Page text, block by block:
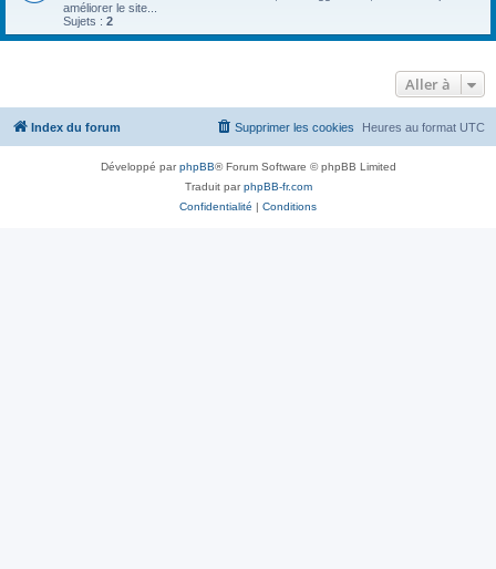
améliorer le site...
Sujets : 2
Aller à
Index du forum Heures au format UTC
Supprimer les cookies
Développé parphpBB® Forum Software © phpBB Limited
Traduit parphpBB-fr.com
Confidentialité | Conditions